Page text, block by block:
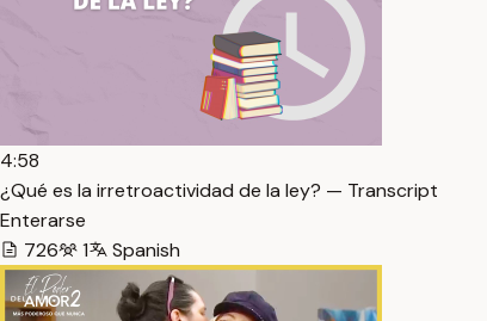
4:58
¿Qué es la irretroactividad de la ley? — Transcript
Enterarse
726
1 Spanish